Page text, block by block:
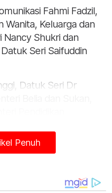
Fahmi Fadzil,
Wanita, Keluarga dan
Nancy Shukri dan
Seri Saifuddin
Datuk Seri Dr
Pengerusi Majlis
ekonomi atau
Penuh